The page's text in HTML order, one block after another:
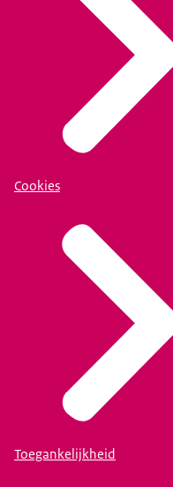
Cookies
Toegankelijkheid